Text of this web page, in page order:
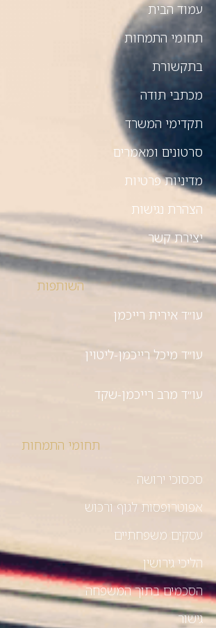
עמוד הבית
תחומי התמחות
בתקשורת
מכתבי תודה
תקדימי המשרד
סרטונים ומאמרים
מדיניות פרטיות
הצהרת נגישות
יצירת קשר
השותפות
עו״ד אירית רייכמן
עו״ד מיכל רייכמן-ליטוין
עו״ד מרב רייכמן-שקד
תחומי התמחות
סכסוכי ירושה
אפוטרופסות לגוף ורכוש
עסקים משפחתיים
הליכי גירושין
הסכמים בתוך המשפחה
גישור